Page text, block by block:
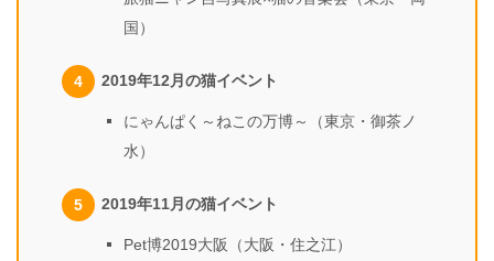
国）
2019年12月の猫イベント
にゃんぱく～ねこの万博～（東京・御茶ノ
水）
2019年11月の猫イベント
Pet博2019大阪（大阪・住之江）